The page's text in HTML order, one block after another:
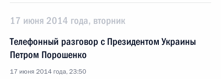
17 июня 2014 года, вторник
Телефонный разговор с Президентом Украины
Петром Порошенко
17 июня 2014 года, 23:50